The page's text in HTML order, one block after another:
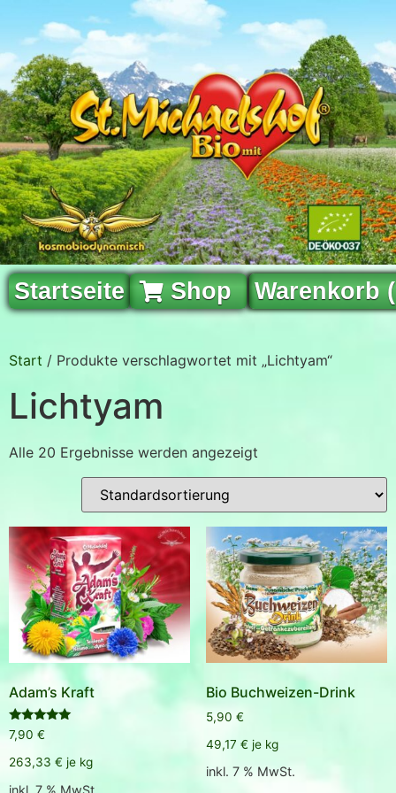
Startseite Shop Warenkorb
Start / Produkte verschlagwortet mit „Lichtyam“
Lichtyam
Alle 20 Ergebnisse werden angezeigt
Adam’s Kraft
Bewertet
mit
von 5
7,90 €
263,33 € je kg
inkl. 7 % MwSt.
Bio Buchweizen-Drink
5,90 €
49,17 € je kg
inkl. 7 % MwSt.